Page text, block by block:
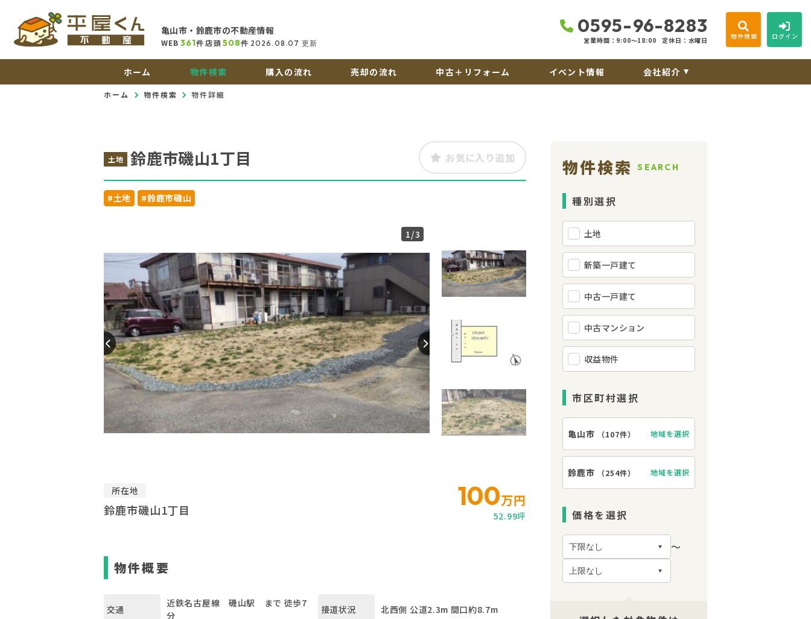
亀山市・鈴鹿市の不動産情報
WEB 361件 店頭508件 2026.08.07 更新
0595-96-8283
営業時間：9:00〜18:00 定休日：水曜日 物件検索 ログイン
ホーム 物件検索 購入の流れ 売却の流れ 中古＋リフォーム イベント情報 会社紹介
ホーム 物件検索 物件詳細
土地 鈴鹿市磯山1丁目 お気に入り追加
#土地 #鈴鹿市磯山
1/3
所在地
鈴鹿市磯山1丁目 100万円
52.99坪
物件概要
交通
近鉄名古屋線 磯山駅 まで 徒歩7
分
接道状況
北西側 公道2.3m 間口約8.7m
物件検索 SEARCH
種別選択
土地
新築一戸建て
中古一戸建て
中古マンション
収益物件
市区町村選択
亀山市 （107件） 地域を選択
鈴鹿市 （254件） 地域を選択
価格を選択
〜